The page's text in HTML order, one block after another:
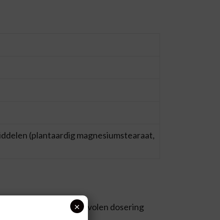
(plantaardig magnesiumstearaat,
door innemen. Aanbevolen dosering
×